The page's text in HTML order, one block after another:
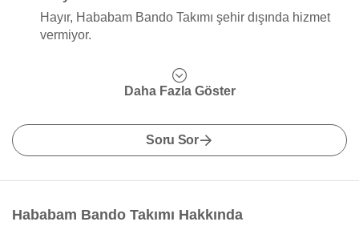
Hayır, Hababam Bando Takımı şehir dışında hizmet
vermiyor.
Daha Fazla Göster
Soru Sor
Hababam Bando Takımı Hakkında